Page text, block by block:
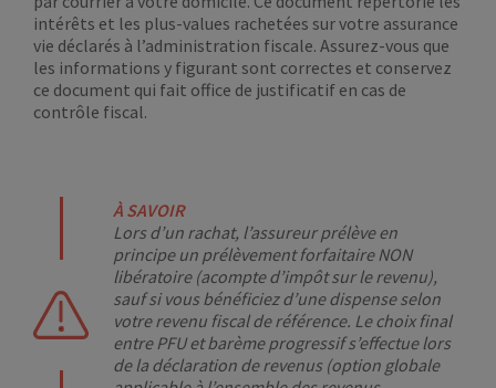
intérêts et les plus-values rachetées sur votre assurance
vie déclarés à l’administration fiscale. Assurez-vous que
les informations y figurant sont correctes et conservez
ce document qui fait office de justificatif en cas de
contrôle fiscal.
À SAVOIR
Lors d’un rachat, l’assureur prélève en
principe un prélèvement forfaitaire NON
libératoire (acompte d’impôt sur le revenu),
sauf si vous bénéficiez d’une dispense selon
votre revenu fiscal de référence. Le choix final
entre PFU et barème progressif s’effectue lors
de la déclaration de revenus (option globale